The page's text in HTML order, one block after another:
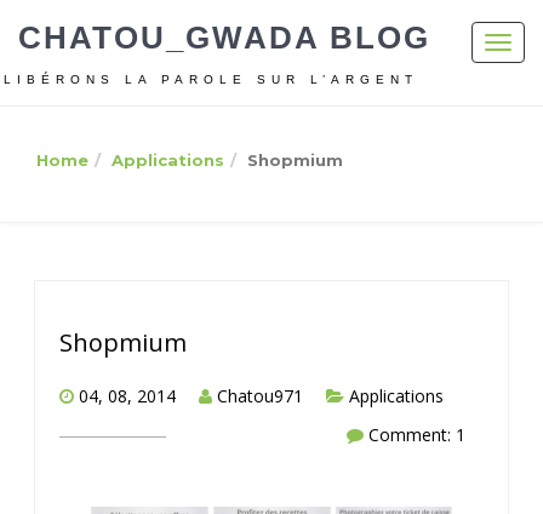
CHATOU_GWADA BLOG
LIBÉRONS LA PAROLE SUR L’ARGENT
Home Applications Shopmium
Shopmium
04, 08, 2014 Chatou971
Applications
Comment: 1